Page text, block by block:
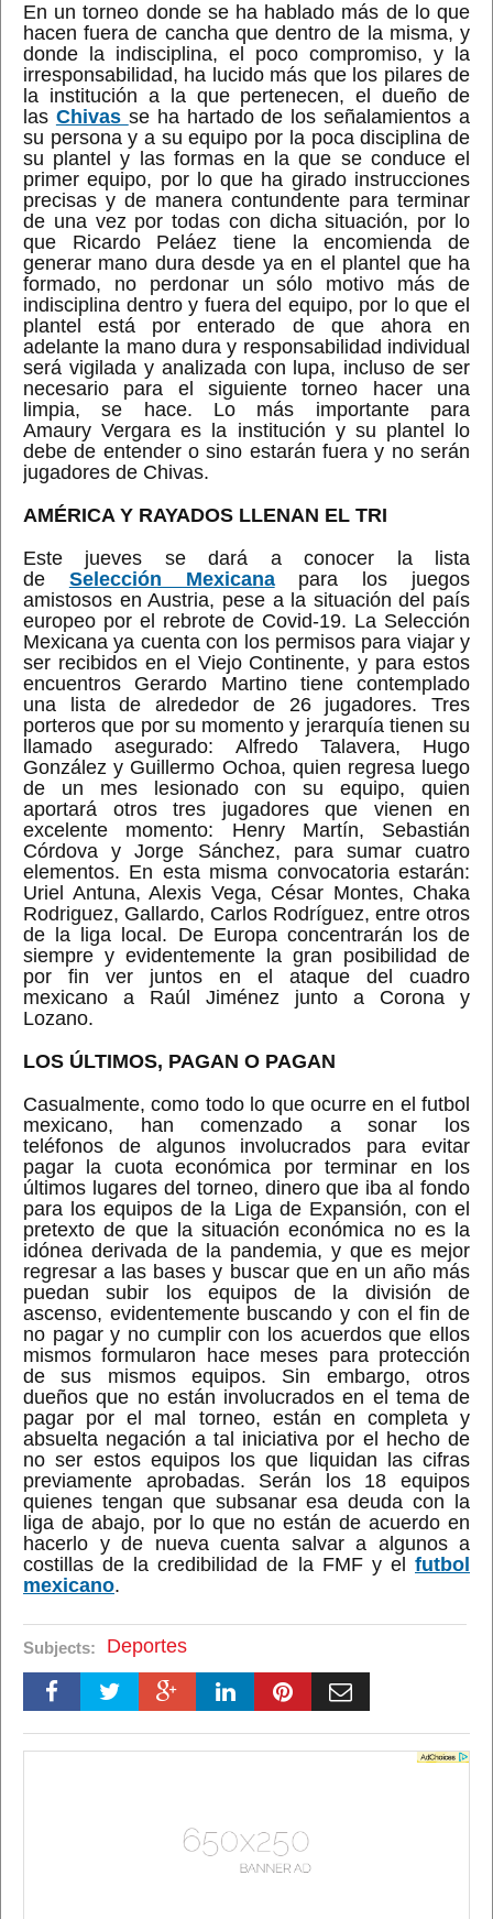
En un torneo donde se ha hablado más de lo que
hacen fuera de cancha que dentro de la misma, y
donde la indisciplina, el poco compromiso, y la
irresponsabilidad, ha lucido más que los pilares de
la institución a la que pertenecen, el dueño de
las Chivas se ha hartado de los señalamientos a
su persona y a su equipo por la poca disciplina de
su plantel y las formas en la que se conduce el
primer equipo, por lo que ha girado instrucciones
precisas y de manera contundente para terminar
de una vez por todas con dicha situación, por lo
que Ricardo Peláez tiene la encomienda de
generar mano dura desde ya en el plantel que ha
formado, no perdonar un sólo motivo más de
indisciplina dentro y fuera del equipo, por lo que el
plantel está por enterado de que ahora en
adelante la mano dura y responsabilidad individual
será vigilada y analizada con lupa, incluso de ser
necesario para el siguiente torneo hacer una
limpia, se hace. Lo más importante para
Amaury Vergara es la institución y su plantel lo
debe de entender o sino estarán fuera y no serán
jugadores de Chivas.
AMÉRICA Y RAYADOS LLENAN EL TRI
Este jueves se dará a conocer la lista
de Selección Mexicanapara los juegos
amistosos en Austria, pese a la situación del país
europeo por el rebrote de Covid-19. La Selección
Mexicana ya cuenta con los permisos para viajar y
ser recibidos en el Viejo Continente, y para estos
encuentros Gerardo Martino tiene contemplado
una lista de alrededor de 26 jugadores. Tres
porteros que por su momento y jerarquía tienen su
llamado asegurado: Alfredo Talavera, Hugo
González y Guillermo Ochoa, quien regresa luego
de un mes lesionado con su equipo, quien
aportará otros tres jugadores que vienen en
excelente momento: Henry Martín, Sebastián
Córdova y Jorge Sánchez, para sumar cuatro
elementos. En esta misma convocatoria estarán:
Uriel Antuna, Alexis Vega, César Montes, Chaka
Rodriguez, Gallardo, Carlos Rodríguez, entre otros
de la liga local. De Europa concentrarán los de
siempre y evidentemente la gran posibilidad de
por fin ver juntos en el ataque del cuadro
mexicano a Raúl Jiménez junto a Corona y
Lozano.
LOS ÚLTIMOS, PAGAN O PAGAN
Casualmente, como todo lo que ocurre en el futbol
mexicano, han comenzado a sonar los
teléfonos de algunos involucrados para evitar
pagar la cuota económica por terminar en los
últimos lugares del torneo, dinero que iba al fondo
para los equipos de la Liga de Expansión, con el
pretexto de que la situación económica no es la
idónea derivada de la pandemia, y que es mejor
regresar a las bases y buscar que en un año más
puedan subir los equipos de la división de
ascenso, evidentemente buscando y con el fin de
no pagar y no cumplir con los acuerdos que ellos
mismos formularon hace meses para protección
de sus mismos equipos. Sin embargo, otros
dueños que no están involucrados en el tema de
pagar por el mal torneo, están en completa y
absuelta negación a tal iniciativa por el hecho de
no ser estos equipos los que liquidan las cifras
previamente aprobadas. Serán los 18 equipos
quienes tengan que subsanar esa deuda con la
liga de abajo, por lo que no están de acuerdo en
hacerlo y de nueva cuenta salvar a algunos a
costillas de la credibilidad de la FMF y el futbol
mexicano.
Subjects: Deportes